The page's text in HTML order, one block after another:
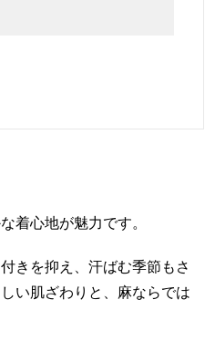
着心地が魅力です。
きを抑え、汗ばむ季節もさ
い肌ざわりと、麻ならでは